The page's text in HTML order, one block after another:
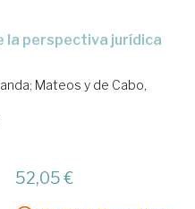
; Mateos y de Cabo,
52,05 €